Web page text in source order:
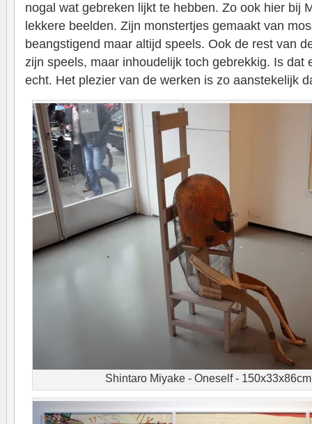
nogal wat gebreken lijkt te hebben. Zo ook hier bij
lekkere beelden. Zijn monstertjes gemaakt van
beangstigend maar altijd speels. Ook de rest van
zijn speels, maar inhoudelijk toch gebrekkig. Is dat
echt. Het plezier van de werken is zo aanstekelijk
Shintaro Miyake - Oneself -